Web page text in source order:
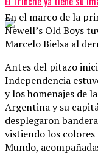
En el marco de la
Newell’s Old Boys
Marcelo Bielsa al
Antes del pitazo
Independencia
y los homenajes de
Argentina y su
desplegaron
vistiendo los
Mundo,